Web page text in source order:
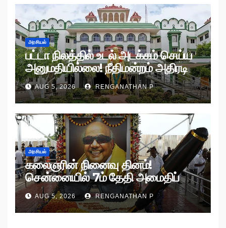
அரசியல்
பட்டா நிலத்தில் உடல் அடக்கம் செய்ய
அனுமதியில்லை! நீதிமன்றம் அதிரடி
உத்தரவு!
AUG 5, 2026 RENGANATHAN P
அரசியல்
கலைஞரின் நினைவு தினம்!
சென்னையில் 7ம் தேதி அமைதிப்
பேரணி!
AUG 5, 2026 RENGANATHAN P